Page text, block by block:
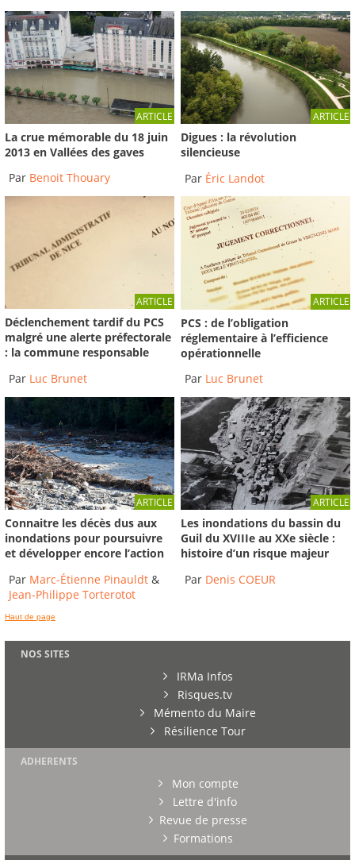
ARTICLE
La crue mémorable du 18 juin
2013 en Vallées des gaves
Par Benoit Thouary
ARTICLE
Digues : la révolution
silencieuse
Par Éric Landot
ARTICLE
Déclenchement tardif du PCS
malgré une alerte préfectorale
: la commune responsable
Par Luc Brunet
ARTICLE
PCS : de l’obligation
réglementaire à l’efficience
opérationnelle
Par Luc Brunet
ARTICLE
Connaitre les décès dus aux
inondations pour poursuivre
et développer encore l’action
Par Marc-Étienne Pinauldt &
Jean-Philippe Torterotot
ARTICLE
Les inondations du bassin du
Guil du XVIIIe au XXe siècle :
histoire d’un risque majeur
Par Denis COEUR
Haut de page
NOS SITES
IRMa Infos
Risques.tv
Mémento du Maire
Résilience Tour
ADHERENTS
Mon compte
Lettre d'info
Revue de presse
Formations